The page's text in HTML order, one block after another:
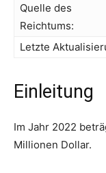
Quelle des
Reichtums:
Letzte
Einleitung
Im Jahr 2022
Millionen Dollar.